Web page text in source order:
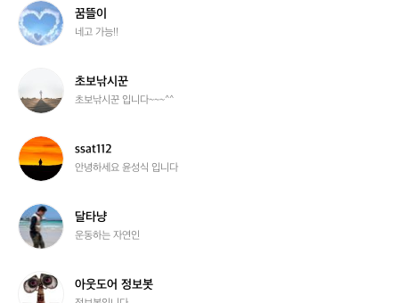
시
스
템
꿈
뜰
이
꿈뜰이
네고 가능!!
보
낚
꾼
초보낚시꾼
초보낚시꾼 입니다~~~^^
s
s
a
1
1
2
ssat112
안녕하세요 윤성식 입니다
달
타
냥
달타냥
운동하는 자연인
아
웃
아웃도어 정보봇